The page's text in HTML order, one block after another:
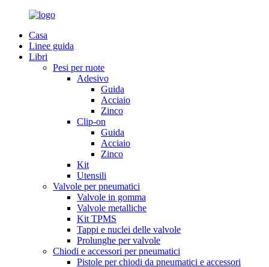
Casa
Linee guida
Libri
Pesi per ruote
Adesivo
Guida
Acciaio
Zinco
Clip-on
Guida
Acciaio
Zinco
Kit
Utensili
Valvole per pneumatici
Valvole in gomma
Valvole metalliche
Kit TPMS
Tappi e nuclei delle valvole
Prolunghe per valvole
Chiodi e accessori per pneumatici
Pistole per chiodi da pneumatici e accessori